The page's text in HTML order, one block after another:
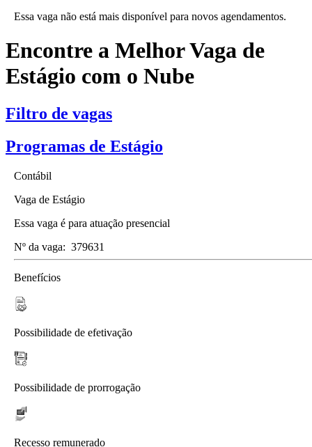
Essa vaga não está mais disponível para novos agendamentos.
Encontre a Melhor Vaga de
Estágio com o Nube
Filtro de vagas
Programas de Estágio
Contábil
Vaga de Estágio
Essa vaga é para atuação presencial
Nº da vaga: 379631
Benefícios
Possibilidade de efetivação
Possibilidade de prorrogação
Recesso remunerado